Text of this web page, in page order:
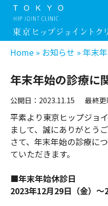
Home » お知らせ » 年末
年末年始の診療に
公開日：2023.11.15 最終
平素より東京ヒップジョ
まして、誠にありがとうご
さて、年末年始の診療に
ていただきます。
■年末年始休診日
2023年12月29日（金）～